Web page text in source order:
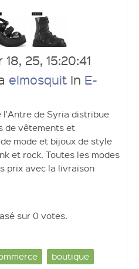
25, 15:20:41
elmosquit In E-
l'Antre de Syria distribue
de vêtements et
mode et bijoux de style
et rock. Toutes les modes
prix avec la livraison
sur 0 votes.
boutique